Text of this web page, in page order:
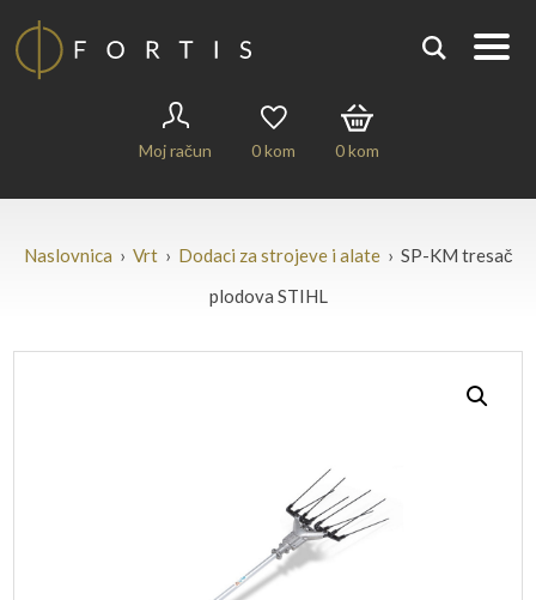
Moj račun 0kom 0kom
Naslovnica › Vrt› Dodaci za strojeve i alate› SP-KM tresač
plodova STIHL